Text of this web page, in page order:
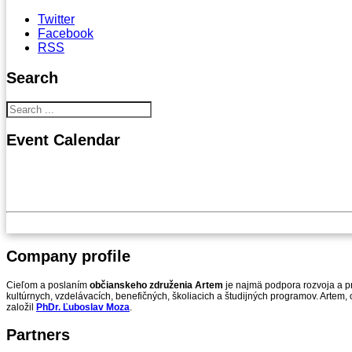
Twitter
Facebook
RSS
Search
Event Calendar
Company profile
Cieľom a poslaním občianskeho združenia Artem je najmä podpora rozvoja a
kultúrnych, vzdelávacích, benefičných, školiacich a študijných programov.
založil PhDr. Ľuboslav Moza
Partners